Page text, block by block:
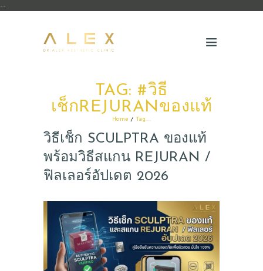
--
TAG: #วิธี
เช็กREJURANของแท้
Home Tag...
วิธีเช็ก SCULPTRA ของแท้
พร้อมวิธีสแกน REJURAN /
ฟิลเลอร์อัปเดต 2026